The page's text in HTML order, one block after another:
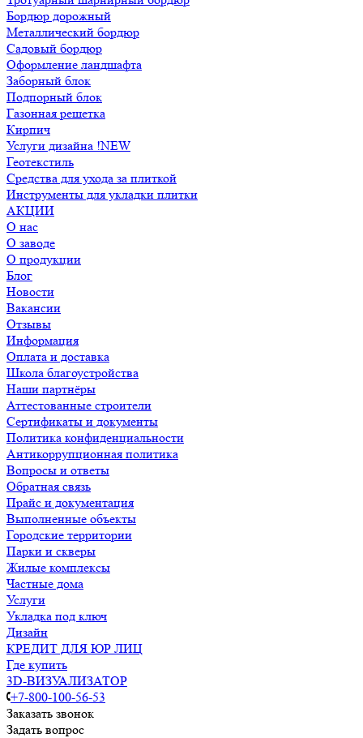
Бордюр дорожный
Металлический бордюр
Садовый бордюр
Оформление ландшафта
Заборный блок
Подпорный блок
Газонная решетка
Кирпич
Услуги дизайна !NEW
Геотекстиль
Средства для ухода за плиткой
Инструменты для укладки плитки
АКЦИИ
О нас
О заводе
О продукции
Блог
Новости
Вакансии
Отзывы
Информация
Оплата и доставка
Школа благоустройства
Наши партнёры
Аттестованные строители
Сертификаты и документы
Политика конфиденциальности
Антикоррупционная политика
Вопросы и ответы
Обратная связь
Прайс и документация
Выполненные объекты
Городские территории
Парки и скверы
Жилые комплексы
Частные дома
Услуги
Укладка под ключ
Дизайн
КРЕДИТ ДЛЯ ЮР ЛИЦ
Где купить
3D-ВИЗУАЛИЗАТОР
+7-800-100-56-53
Заказать звонок
Задать вопрос